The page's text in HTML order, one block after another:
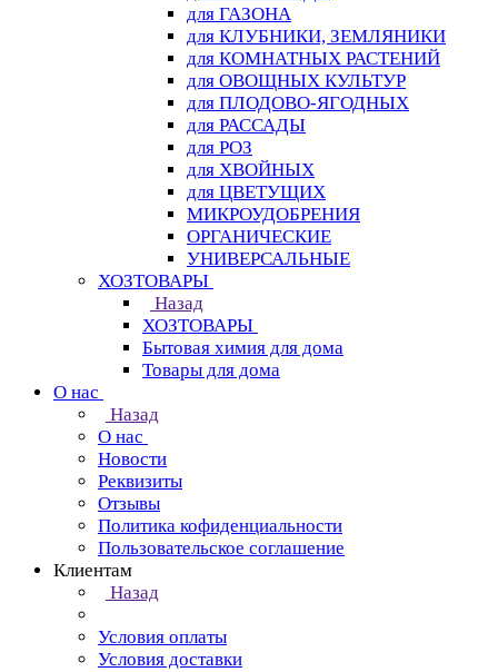
для ГАЗОНА
для КЛУБНИКИ, ЗЕМЛЯНИКИ
для КОМНАТНЫХ РАСТЕНИЙ
для ОВОЩНЫХ КУЛЬТУР
для ПЛОДОВО-ЯГОДНЫХ
для РАССАДЫ
для РОЗ
для ХВОЙНЫХ
для ЦВЕТУЩИХ
МИКРОУДОБРЕНИЯ
ОРГАНИЧЕСКИЕ
УНИВЕРСАЛЬНЫЕ
ХОЗТОВАРЫ
Назад
ХОЗТОВАРЫ
Бытовая химия для дома
Товары для дома
О нас
Назад
О нас
Новости
Реквизиты
Отзывы
Политика кофиденциальности
Пользовательское соглашение
Клиентам
Назад
Условия оплаты
Условия доставки